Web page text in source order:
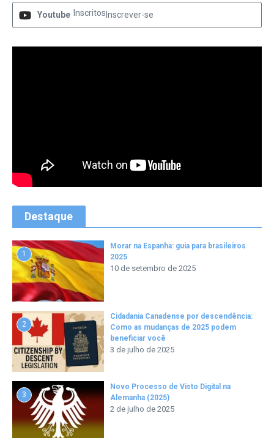
Youtube Inscritos Inscrever-se
Destaque
1
Morar na Espanha: guia para brasileiros
2025
10 de setembro de 2025
2
Cidadania Canadense por descendência:
Como as mudanças de 2025 podem
beneficiar você
3 de julho de 2025
3
Novo Processo de Visto Digital na
Alemanha (2025)
2 de julho de 2025